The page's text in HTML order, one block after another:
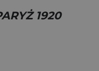
1920